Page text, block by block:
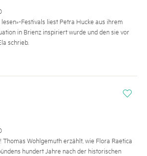
Festivals liest Petra Hucke aus ihrem
in Brienz inspiriert wurde und den sie vor
schrieb.
i
Wohlgemuth erzählt, wie Flora Raetica
hundert Jahre nach der historischen